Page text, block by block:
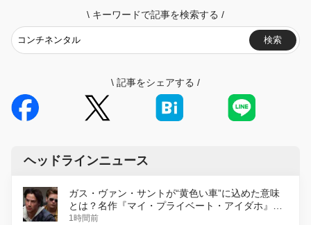
\ キーワードで記事を検索する /
検索
\ 記事をシェアする /
ヘッドラインニュース
ガス・ヴァン・サントが“黄色い車”に込めた意味
とは？名作『マイ・プライベート・アイダホ』が
初のデジタルリマスター版で復活
1時間前